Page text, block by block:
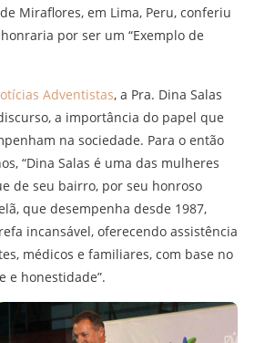
Miraflores, em Lima, Peru, conferiu
por ser um “Exemplo de
Adventistas, a Pra. Dina Salas
a importância do papel que
na sociedade. Para o então
“Dina Salas é uma das mulheres
de seu bairro, por seu honroso
que desempenha desde 1987,
incansável, oferecendo assistência
médicos e familiares, com base no
e honestidade”.